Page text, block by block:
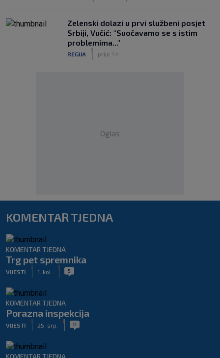
Zelenski dolazi u prvi službeni posjet
Srbiji, Vučić: "Suočavamo se s istim
problemima..."
REGIJA prije 1 h
Oglas
KOMENTAR TJEDNA
KOMENTAR TJEDNA
Trg pet spremnika
VIJESTI 1. kol. 5
KOMENTAR TJEDNA
Porazna inspekcija
VIJESTI 25. srp. 11
KOMENTAR TJEDNA